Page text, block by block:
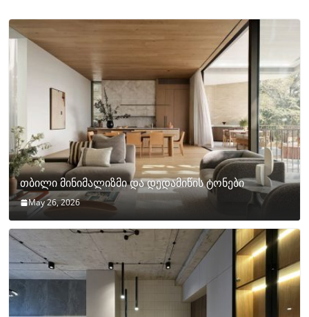
თბილი მინიმალიზმი და დედამიწის ტონები
May 26, 2026